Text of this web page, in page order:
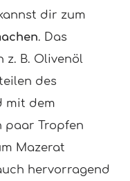
dir zum
. Das
z. B. Olivenöl
des
mit dem
paar Tropfen
Mazerat
hervorragend